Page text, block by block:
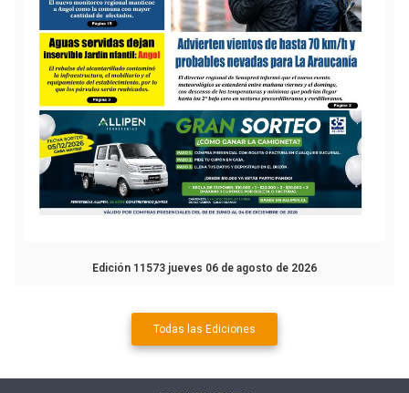
Edición 11573 jueves 06 de agosto de 2026
Todas las Ediciones